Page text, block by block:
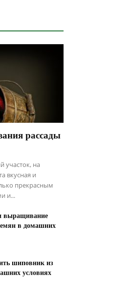
рассады
участок, на
вкусная и
прекрасным
и...
выращивание
в домашних
шиповник из
условиях